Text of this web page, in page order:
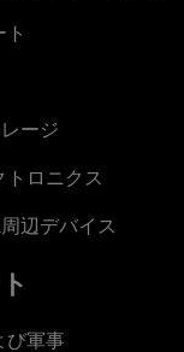
ージ
トロニクス
辺デバイス
び軍事